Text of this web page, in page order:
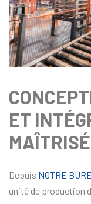
ET
Depuis NOTRE
unité de production